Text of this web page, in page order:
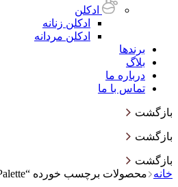
ادکلن
ادکلن زنانه
ادکلن مردانه
برندها
بلاگ
درباره ما
تماس با ما
بازگشت
بازگشت
بازگشت
خانه
محصولات برچسب خورده “Mini Mix Face Palette”